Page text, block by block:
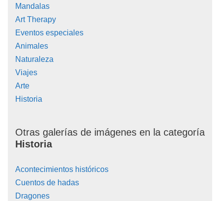
Mandalas
Art Therapy
Eventos especiales
Animales
Naturaleza
Viajes
Arte
Historia
Otras galerías de imágenes en la categoría
Historia
Acontecimientos históricos
Cuentos de hadas
Dragones